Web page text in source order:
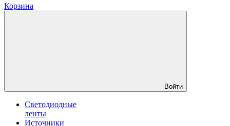
Корзина
Войти
Светодиодные
ленты
Источники